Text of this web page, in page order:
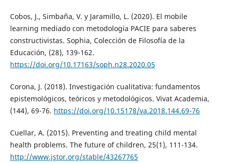
Cobos, J., Simbaña, V. y Jaramillo, L. (2020). El mobile
learning mediado con metodología PACIE para saberes
constructivistas. Sophia, Colección de Filosofía de la
Educación, (28), 139-162.
https://doi.org/10.17163/soph.n28.2020.05
Corona, J. (2018). Investigación cualitativa: fundamentos
epistemológicos, teóricos y metodológicos. Vivat Academia,
(144), 69-76. https://doi.org/10.15178/va.2018.144.69-76
Cuellar, A. (2015). Preventing and treating child mental
health problems. The future of children, 25(1), 111-134.
http://www.jstor.org/stable/43267765